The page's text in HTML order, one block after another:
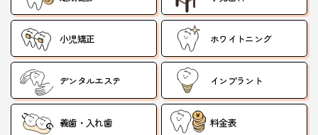
小児矯正 ホワイトニング
デンタルエステ インプラント
義歯・入れ歯 料金表